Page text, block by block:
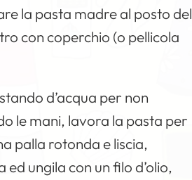
la pasta madre al posto del
con coperchio (o pellicola
d’acqua per non
le mani, lavora la pasta per
palla rotonda e liscia,
ungila con un filo d’olio,